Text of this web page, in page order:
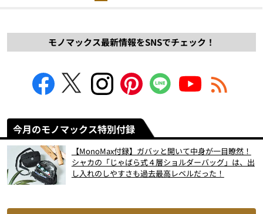
モノマックス最新情報をSNSでチェック！
今月のモノマックス特別付録
【MonoMax付録】ガバッと開いて中身が一目瞭然！
シャカの「じゃばら式４層ショルダーバッグ」は、出
し入れのしやすさも過去最高レベルだった！